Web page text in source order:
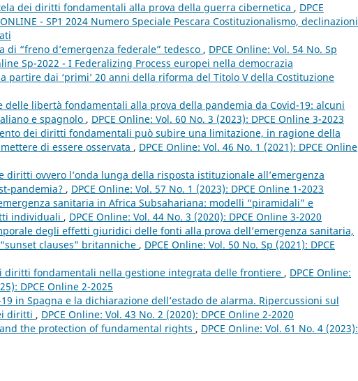
dei diritti fondamentali alla prova della guerra cibernetica , DPCE
- SP1 2024 Numero Speciale Pescara Costituzionalismo, declinazioni
di “freno d’emergenza federale” tedesco , DPCE Online: Vol. 54 No. Sp
Sp-2022 - I Federalizing Process europei nella democrazia
partire dai ‘primi’ 20 anni della riforma del Titolo V della Costituzione
delle libertà fondamentali alla prova della pandemia da Covid-19: alcuni
e spagnolo , DPCE Online: Vol. 60 No. 3 (2023): DPCE Online 3-2023
dei diritti fondamentali può subire una limitazione, in ragione della
di essere osservata , DPCE Online: Vol. 46 No. 1 (2021): DPCE Online
diritti ovvero l’onda lunga della risposta istituzionale all’emergenza
pandemia? , DPCE Online: Vol. 57 No. 1 (2023): DPCE Online 1-2023
sanitaria in Africa Subsahariana: modelli “piramidali” e
individuali , DPCE Online: Vol. 44 No. 3 (2020): DPCE Online 3-2020
degli effetti giuridici delle fonti alla prova dell’emergenza sanitaria,
clauses” britanniche , DPCE Online: Vol. 50 No. Sp (2021): DPCE
diritti fondamentali nella gestione integrata delle frontiere , DPCE Online:
DPCE Online 2-2025
19 in Spagna e la dichiarazione dell’estado de alarma. Ripercussioni sul
diritti , DPCE Online: Vol. 43 No. 2 (2020): DPCE Online 2-2020
the protection of fundamental rights , DPCE Online: Vol. 61 No. 4 (2023):